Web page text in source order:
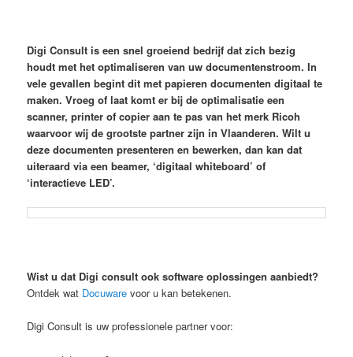
Digi Consult is een snel groeiend bedrijf dat zich bezig
houdt met het optimaliseren van uw documentenstroom. In
vele gevallen begint dit met papieren documenten digitaal te
maken. Vroeg of laat komt er bij de optimalisatie een
scanner, printer of copier aan te pas van het merk Ricoh
waarvoor wij de grootste partner zijn in Vlaanderen. Wilt u
deze documenten presenteren en bewerken, dan kan dat
uiteraard via een beamer, ‘digitaal whiteboard’ of
‘interactieve LED’.
Wist u dat Digi consult ook software oplossingen aanbiedt?
Ontdek wat Docuware voor u kan betekenen.
Digi Consult is uw professionele partner voor: